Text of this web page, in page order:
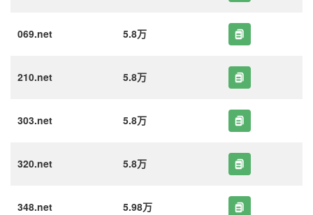
069.net 5.8万
210.net 5.8万
303.net 5.8万
320.net 5.8万
348.net 5.98万